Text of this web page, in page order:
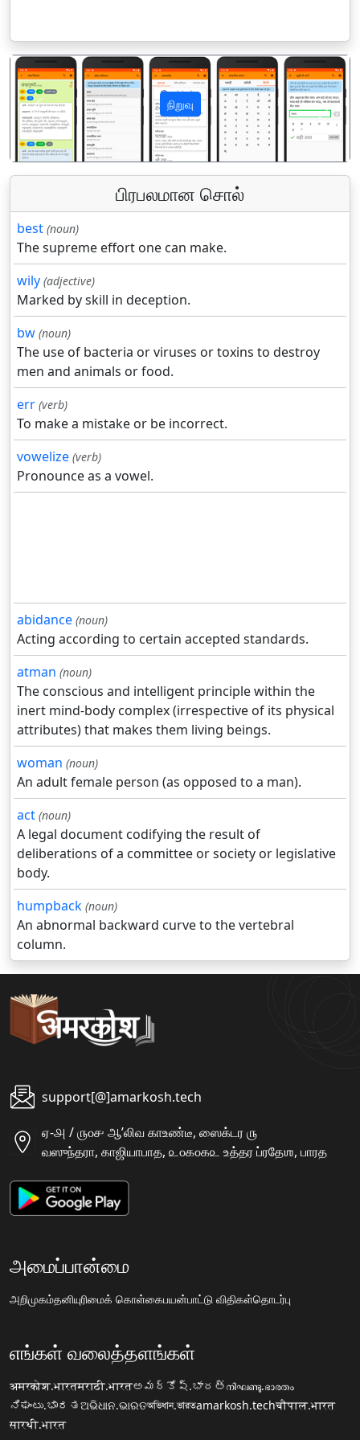
நிறுவு
पिछला अगला
பிரபலமான சொல்
best (noun)
The supreme effort one can make.
wily (adjective)
Marked by skill in deception.
bw (noun)
The use of bacteria or viruses or toxins to destroy
men and animals or food.
err (verb)
To make a mistake or be incorrect.
vowelize (verb)
Pronounce as a vowel.
abidance (noun)
Acting according to certain accepted standards.
atman (noun)
The conscious and intelligent principle within the
inert mind-body complex (irrespective of its physical
attributes) that makes them living beings.
woman (noun)
An adult female person (as opposed to a man).
act (noun)
A legal document codifying the result of
deliberations of a committee or society or legislative
body.
humpback (noun)
An abnormal backward curve to the vertebral
column.
support[@]amarkosh.tech
ஏ-௮ / ௫௦௪ ஆʼலிவ காஉண்டீ, ஸைக்டர ௫
வஸுந்தரா, காஜியாபாத, ௨௦௧௦௧௨ உத்தர ப்ரதேஶ, பாரத
அமைப்பான்மை
அறிமுகம்தனியுரிமைக் கொள்கைபயன்பாட்டு விதிகள்தொடர்பு
எங்கள் வலைத்தளங்கள்
अमरकोश.भारतमराठी.भारतఅమర్కోష్.భారత్നിഘണ്ടു.ഭാരതം
ನಿಘಂಟು.ಭಾರತଅଭିଧାନ.ଭାରତঅভিধান.ভারতamarkosh.techचौपाल.भारत
सारथी.भारत